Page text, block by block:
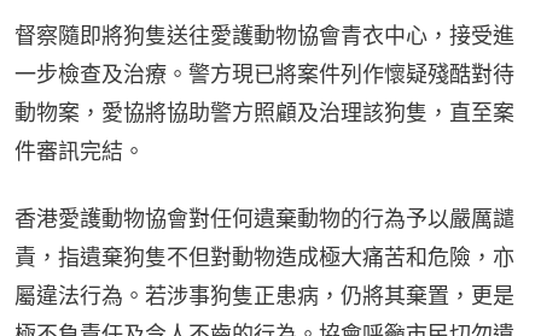
督察隨即將狗隻送往愛護動物協會青衣中心，接受進
一步檢查及治療。警方現已將案件列作懷疑殘酷對待
動物案，愛協將協助警方照顧及治理該狗隻，直至案
件審訊完結。
香港愛護動物協會對任何遺棄動物的行為予以嚴厲譴
責，指遺棄狗隻不但對動物造成極大痛苦和危險，亦
屬違法行為。若涉事狗隻正患病，仍將其棄置，更是